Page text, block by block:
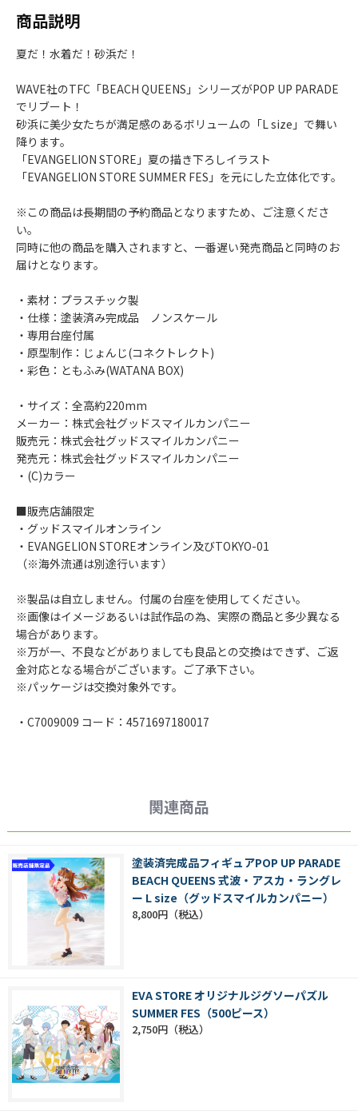
商品説明
夏だ！水着だ！砂浜だ！
WAVE社のTFC「BEACH QUEENS」シリーズがPOP UP PARADE
でリブート！
砂浜に美少女たちが満足感のあるボリュームの「L size」で舞い
降ります。
「EVANGELION STORE」夏の描き下ろしイラスト
「EVANGELION STORE SUMMER FES」を元にした立体化です。
※この商品は長期間の予約商品となりますため、ご注意くださ
い。
同時に他の商品を購入されますと、一番遅い発売商品と同時のお
届けとなります。
・素材：プラスチック製
・仕様：塗装済み完成品 ノンスケール
・専用台座付属
・原型制作：じょんじ(コネクトレクト)
・彩色：ともふみ(WATANA BOX)
・サイズ：全高約220mm
メーカー：株式会社グッドスマイルカンパニー
販売元：株式会社グッドスマイルカンパニー
発売元：株式会社グッドスマイルカンパニー
・(C)カラー
■販売店舗限定
・グッドスマイルオンライン
・EVANGELION STOREオンライン及びTOKYO-01
（※海外流通は別途行います）
※製品は自立しません。付属の台座を使用してください。
※画像はイメージあるいは試作品の為、実際の商品と多少異なる
場合があります。
※万が一、不良などがありましても良品との交換はできず、ご返
金対応となる場合がございます。ご了承下さい。
※パッケージは交換対象外です。
・C7009009 コード：4571697180017
関連商品
塗装済完成品フィギュアPOP UP PARADE
BEACH QUEENS 式波・アスカ・ラングレ
ー L size（グッドスマイルカンパニー）
8,800円
EVA STORE オリジナルジグソーパズル
SUMMER FES（500ピース）
2,750円